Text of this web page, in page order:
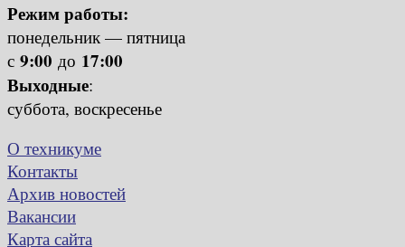
Режим работы:
понедельник — пятница
с 9:00 до 17:00
Выходные:
суббота, воскресенье
О техникуме
Контакты
Архив новостей
Вакансии
Карта сайта